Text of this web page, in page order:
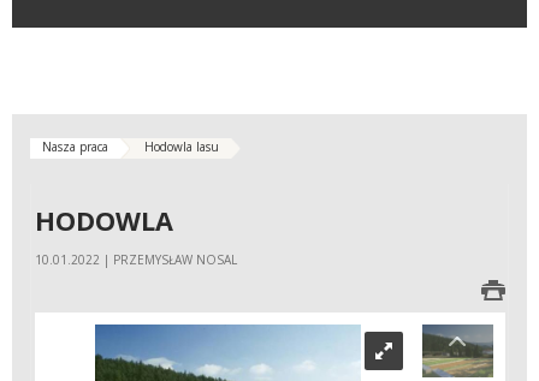
Nasza praca Hodowla lasu
HODOWLA
10.01.2022 | PRZEMYSŁAW NOSAL